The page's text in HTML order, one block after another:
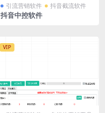
引流营销软件 抖音截流软件
抖音中控软件
VIP